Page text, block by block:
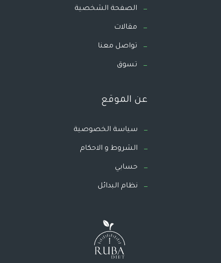
الصفحة الشخصية
مقالات
تواصل معنا
تسوق
عن الموقع
سياسة الخصوصية
الشروط و الاحكام
حسابي
نظام البدائل